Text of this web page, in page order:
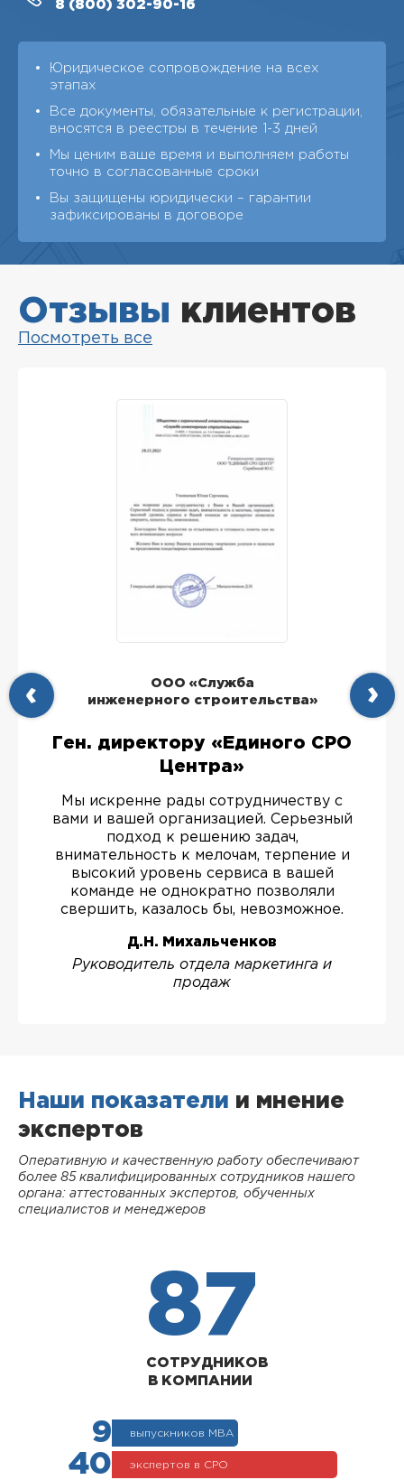
8 (800) 302-90-16
Юридическое сопровождение на всех
этапах
Все документы, обязательные к регистрации,
вносятся в реестры в течение 1-3 дней
Мы ценим ваше время и выполняем работы
точно в согласованные сроки
Вы защищены юридически – гарантии
зафиксированы в договоре
Отзывы клиентов
Посмотреть все
ООО «Служба
инженерного строительства»
Ген. директору «Единого СРО
Центра»
Мы искренне рады сотрудничеству с
вами и вашей организацией. Серьезный
подход к решению задач,
внимательность к мелочам, терпение и
высокий уровень сервиса в вашей
команде не однократно позволяли
свершить, казалось бы, невозможное.
Д.Н. Михальченков
Руководитель отдела маркетинга и
продаж
Наши показатели и мнение
экспертов
Оперативную и качественную работу обеспечивают
более 85 квалифицированных сотрудников нашего
органа: аттестованных экспертов, обученных
специалистов и менеджеров
87
СОТРУДНИКОВ
В КОМПАНИИ
9 выпускников МВА
40 экспертов в СРО